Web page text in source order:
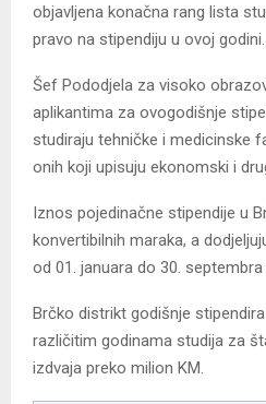
objavljena konačna rang lista
pravo na stipendiju u ovoj godini.
Šef Pododjela za visoko
aplikantima za ovogodišnje
studiraju tehničke i medicinske
onih koji upisuju ekonomski i
Iznos pojedinačne stipendije u
konvertibilnih maraka, a
od 01. januara do 30.
Brčko distrikt godišnje
različitim godinama studija za
izdvaja preko milion KM.